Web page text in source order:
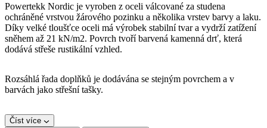
Powertekk Nordic je vyroben z oceli válcované za studena
ochráněné vrstvou žárového pozinku a několika vrstev barvy a laku.
Díky velké tloušťce oceli má výrobek stabilní tvar a vydrží zatížení
sněhem až 21 kN/m2. Povrch tvoří barvená kamenná drť, která
dodává střeše rustikální vzhled.
Rozsáhlá řada doplňků je dodávána se stejným povrchem a v
barvách jako střešní tašky.
Číst více